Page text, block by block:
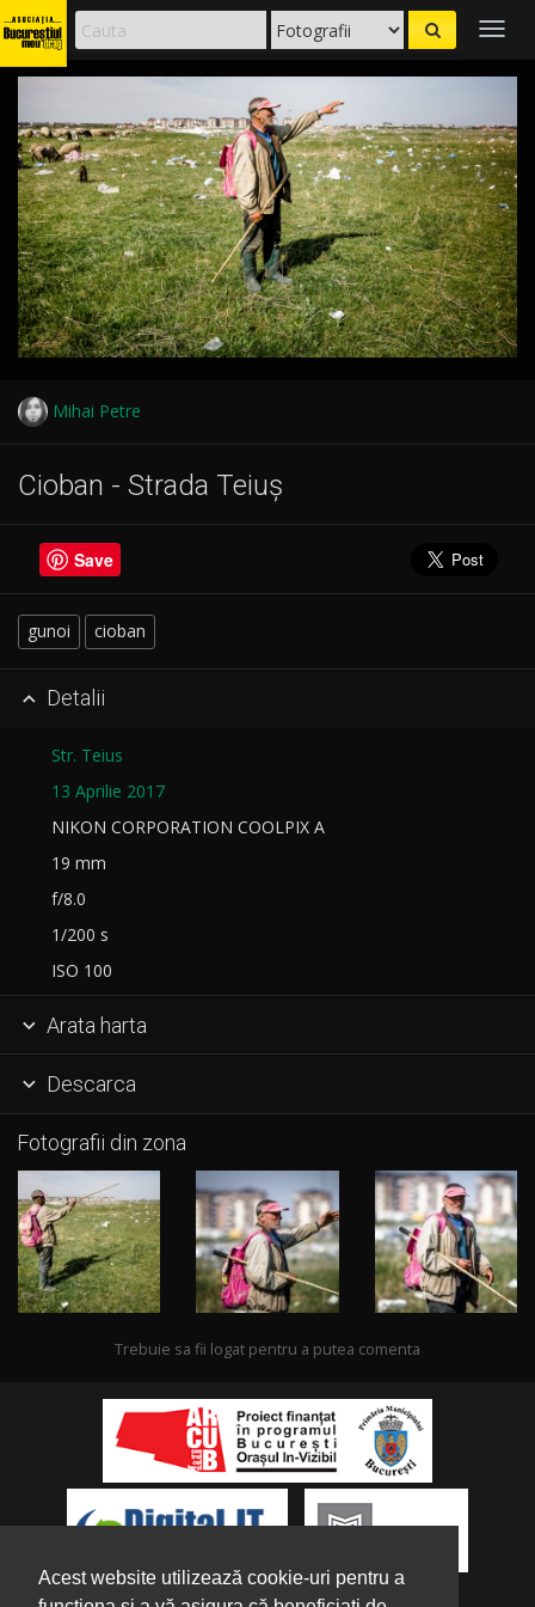
Acest website utilizează cookie-uri pentru a
Mihai Petre
Cioban - Strada Teiuș
Save
gunoi cioban
 Detalii
Str. Teius
13 Aprilie 2017
NIKON CORPORATION COOLPIX A
19 mm
f/8.0
1/200 s
ISO 100
 Arata harta
 Descarca
Fotografii din zona
Trebuie sa fii logat pentru a putea comenta